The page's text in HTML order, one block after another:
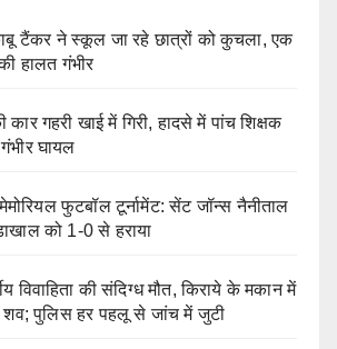
टैंकर ने स्कूल जा रहे छात्रों को कुचला, एक
हालत गंभीर
कार गहरी खाई में गिरी, हादसे में पांच शिक्षक
घायल
फुटबॉल टूर्नामेंट: सेंट जॉन्स नैनीताल
को 1-0 से हराया
विवाहिता की संदिग्ध मौत, किराये के मकान में
पुलिस हर पहलू से जांच में जुटी